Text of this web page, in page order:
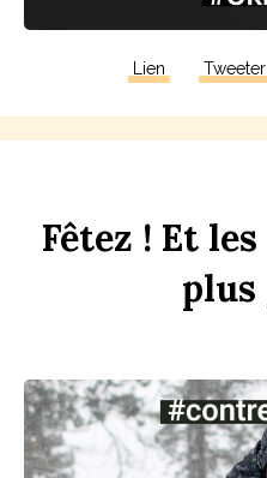
Lien Tweeter
Fêtez ! Et les
plus